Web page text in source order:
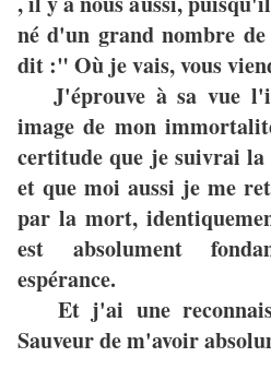
né d'un grand nombre
dit :" Où je vais, vous
J'éprouve à sa vue
image de mon
certitude que je suivrai
et que moi aussi je me
par la mort,
est absolument
espérance.
Et j'ai une
Sauveur de m'avoir